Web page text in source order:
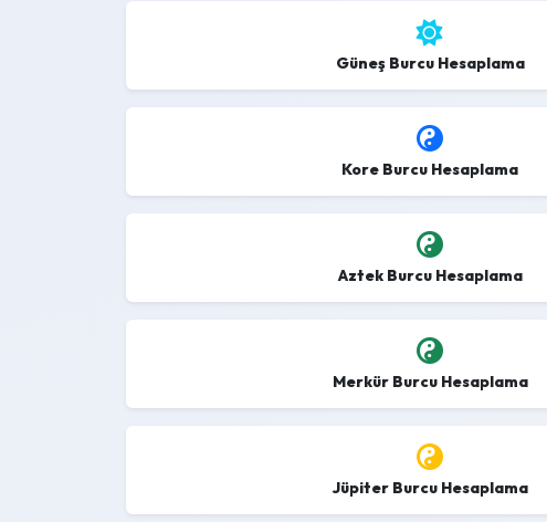
Güneş Burcu Hesaplama
Kore Burcu Hesaplama
Aztek Burcu Hesaplama
Merkür Burcu Hesaplama
Jüpiter Burcu Hesaplama